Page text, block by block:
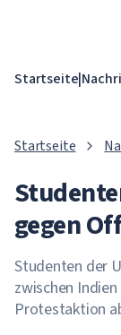
Startseite|
Startseite
gegen
Studenten der
zwischen
Protestaktion